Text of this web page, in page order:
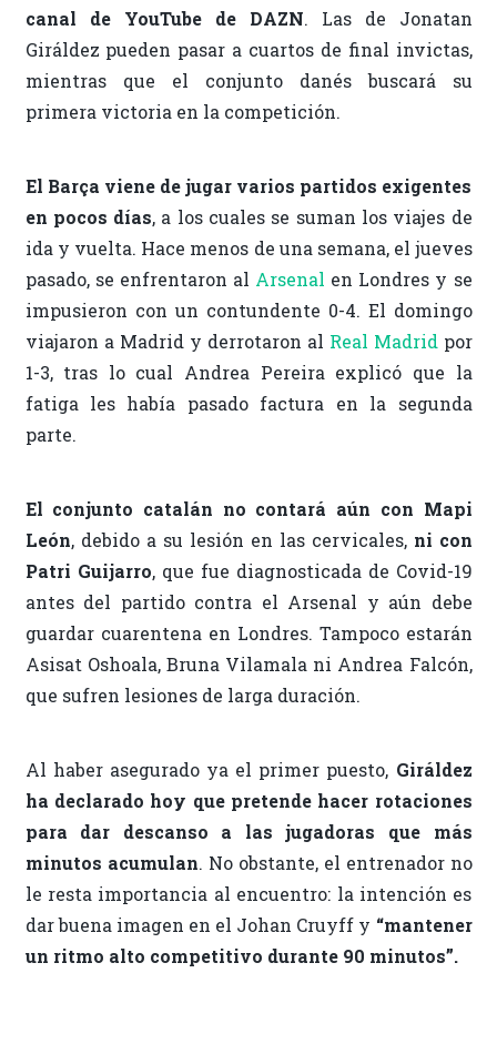
canal de YouTube de DAZN. Las de Jonatan
Giráldez pueden pasar a cuartos de final invictas,
mientras que el conjunto danés buscará su
primera victoria en la competición.
El Barça viene de jugar varios partidos exigentes
en pocos días, a los cuales se suman los viajes de
ida y vuelta. Hace menos de una semana, el jueves
pasado, se enfrentaron al Arsenal en Londres y se
impusieron con un contundente 0-4. El domingo
viajaron a Madrid y derrotaron al Real Madridpor
1-3, tras lo cual Andrea Pereira explicó que la
fatiga les había pasado factura en la segunda
parte.
El conjunto catalán no contará aún con Mapi
León, debido a su lesión en las cervicales, ni con
Patri Guijarro, que fue diagnosticada de Covid-19
antes del partido contra el Arsenal y aún debe
guardar cuarentena en Londres. Tampoco estarán
Asisat Oshoala, Bruna Vilamala ni Andrea Falcón,
que sufren lesiones de larga duración.
Al haber asegurado ya el primer puesto, Giráldez
ha declarado hoy que pretende hacer rotaciones
para dar descanso a las jugadoras que más
minutos acumulan. No obstante, el entrenador no
le resta importancia al encuentro: la intención es
dar buena imagen en el Johan Cruyff y “mantener
un ritmo alto competitivo durante 90 minutos”.